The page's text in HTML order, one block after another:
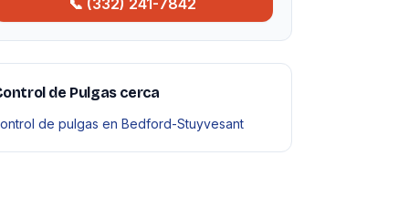
📞 (332) 241-7842
de Pulgas cerca
de pulgas en Bedford-Stuyvesant